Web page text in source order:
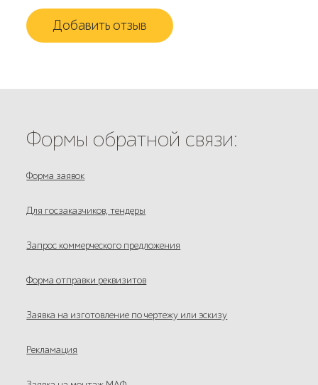
Добавить отзыв
Формы обратной связи:
Форма заявок
Для госзаказчиков, тендеры
Запрос коммерческого предложения
Форма отправки реквизитов
Заявка на изготовление по чертежу или эскизу
Рекламация